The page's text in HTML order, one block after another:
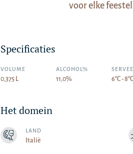
voor elke
Specificaties
VOLUME
0,375 L
ALCOHOL%
11,0% 6°C - 8°C
Het domein
LAND
Italië